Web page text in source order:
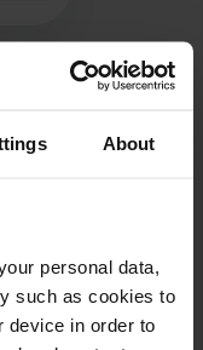
About
personal data,
such as cookies to
device in order to
Copie